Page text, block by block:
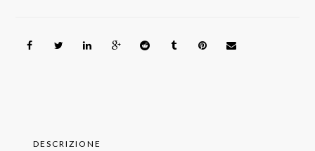
DESCRIZIONE